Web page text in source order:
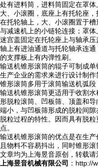
处有进料筒，进料筒固定在罩
大、小滚圈，底座上有托轮座
在托轮轴上，大、小滚圈置于
与减速机上的小链轮连接；罩
迷宫盖固定在托轮座上与轴承
轴上有进油通道与托轮轴承连
的支撑板上有内弹性刷。
输送机锥形滚筒的辊子可制成
生产企业的需求来进行设计制
锥形滚筒多用于滚筒输送机弧段
输送机锥形滚筒更适用于收割
形脱粒滚筒、凹板筛、顶盖和
端小，与凹板筛形成的脱粒间
脱粒过程的特性。因而具有脱
点。
输送机锥形滚筒的优点是在生
且物料不容易抖出，同时锥形滚
文章均为上海昱音原创，转载请
上海昱音机械有限公司 ：http://